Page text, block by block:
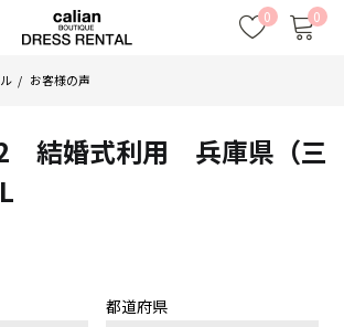
0 0
お客様の声
結婚式利用 兵庫県（三
都道府県